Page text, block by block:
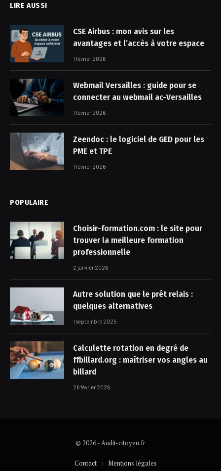
LIRE AUSSI
CSE Airbus : mon avis sur les
avantages et l’accès à votre espace
1 février 2026
Webmail Versailles : guide pour se
connecter au webmail ac-Versailles
1 février 2026
Zeendoc : le logiciel de GED pour les
PME et TPE
1 février 2026
POPULAIRE
Choisir-formation.com : le site pour
trouver la meilleure formation
professionnelle
2 janvier 2026
Autre solution que le prêt relais :
quelques alternatives
1 septembre 2025
Calculette rotation en degré de
ffbillard.org : maîtriser vos angles au
billard
26 février 2026
© 2026 - Audit-citoyen.fr
Contact Mentions légales